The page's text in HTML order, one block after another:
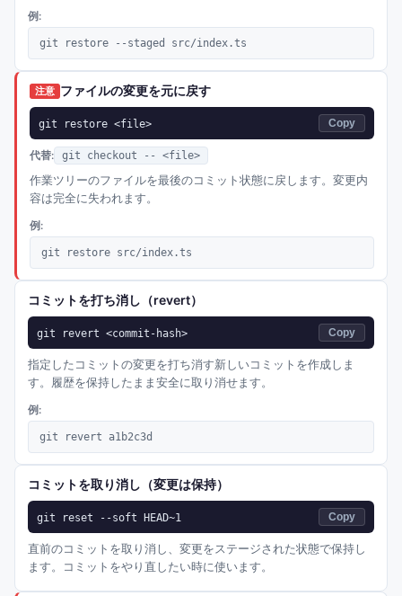
例:
git restore --staged src/index.ts
注意 ファイルの変更を元に戻す
git restore <file> Copy
代替: git checkout -- <file>
作業ツリーのファイルを最後のコミット状態に戻します。変更内
容は完全に失われます。
例:
git restore src/index.ts
コミットを打ち消し（revert）
git revert <commit-hash> Copy
指定したコミットの変更を打ち消す新しいコミットを作成しま
す。履歴を保持したまま安全に取り消せます。
例:
git revert a1b2c3d
コミットを取り消し（変更は保持）
git reset --soft HEAD~1 Copy
直前のコミットを取り消し、変更をステージされた状態で保持し
ます。コミットをやり直したい時に使います。